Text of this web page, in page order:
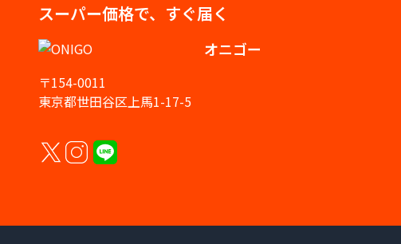
スーパー価格で、すぐ届く
オニゴー
〒154-0011
東京都世田谷区上馬1-17-5